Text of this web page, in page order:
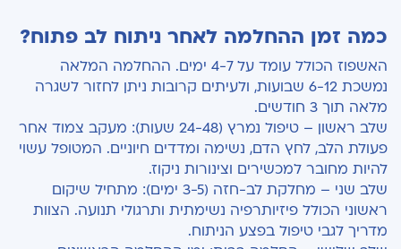
כמה זמן ההחלמה לאחר ניתוח לב פתוח?
האשפוז הכולל עומד על 4-7 ימים. ההחלמה המלאה
נמשכת 6-12 שבועות, ולעיתים קרובות ניתן לחזור לשגרה
מלאה תוך 3 חודשים.
שלב ראשון – טיפול נמרץ (24-48 שעות): מעקב צמוד אחר
פעולת הלב, לחץ הדם, נשימה ומדדים חיוניים. המטופל עשוי
להיות מחובר למכשירים וצינורות ניקוז.
שלב שני – מחלקת לב-חזה (3-5 ימים): מתחיל שיקום
ראשוני הכולל פיזיותרפיה נשימתית ותרגולי תנועה. הצוות
מדריך לגבי טיפול בפצע הניתוח.